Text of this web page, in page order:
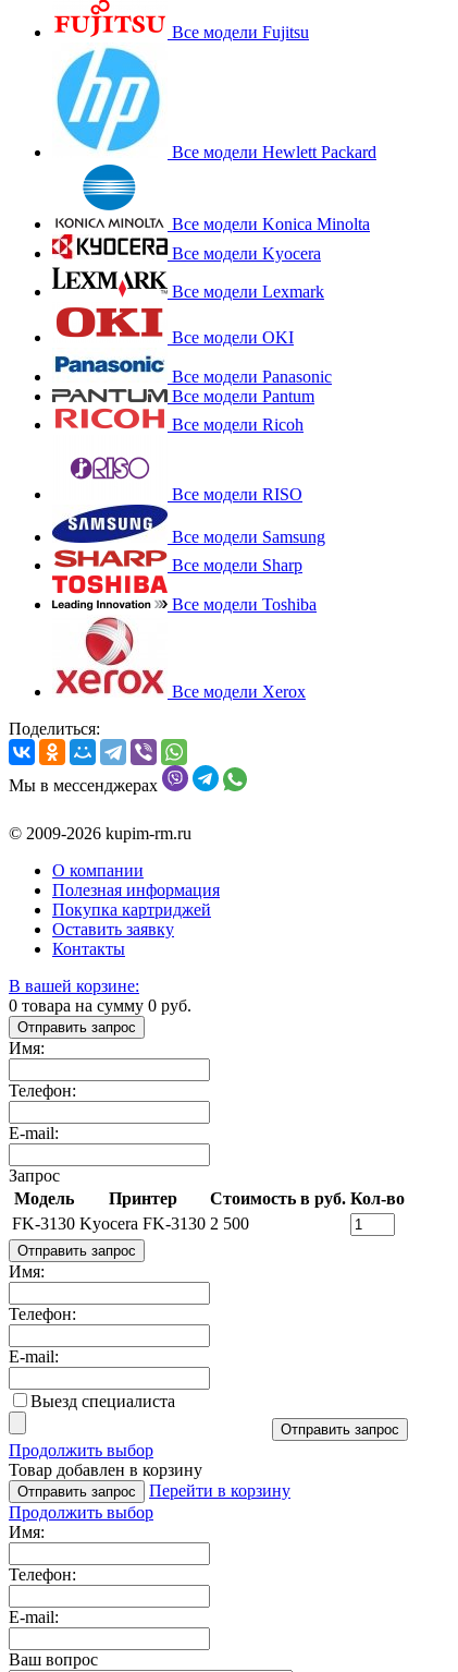
Все модели Fujitsu
Все модели Hewlett Packard
Все модели Konica Minolta
Все модели Kyocera
Все модели Lexmark
Все модели OKI
Все модели Panasonic
Все модели Pantum
Все модели Ricoh
Все модели RISO
Все модели Samsung
Все модели Sharp
Все модели Toshiba
Все модели Xerox
Поделиться:
Мы в мессенджерах
© 2009-2026 kupim-rm.ru
О компании
Полезная информация
Покупка картриджей
Оставить заявку
Контакты
В вашей корзине:
0 товара на сумму 0 руб.
Отправить запрос
Имя:
Телефон:
E-mail:
Запрос
Модель
Принтер Стоимость в руб. Кол-во
FK-3130 Kyocera FK-3130 2 500
Отправить запрос
Имя:
Телефон:
E-mail:
Выезд специалиста
Отправить запрос
Продолжить выбор
Товар добавлен в корзину
Отправить запрос
Перейти в корзину
Продолжить выбор
Имя:
Телефон:
E-mail:
Ваш вопрос